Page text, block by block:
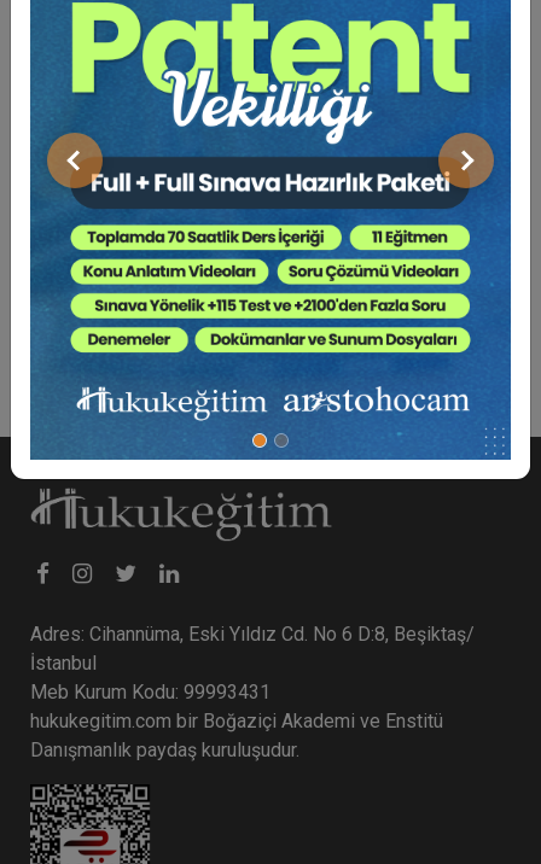
Önceki Sonraki
Kesiliyor ?
Ülkemizde son birkaç yıldır yaşanan yüksek enflasyon
nedeniyle paranın alım gücü olağanüstü derecede
düşmüştür. Bu durum, çalışanların hâlihazırda almakta
oldukları düşük ücretler üzerinden yapılacak tazminat
hesaplarının gerçek zararı karşılamamasına yol
açmaktadır. Bu nedenle, enflasyon koşulları dikkate
alınarak farklı bir hesaplama yöntemi uygulanması
gerekmektedir.
Adres: Cihannüma, Eski Yıldız Cd. No 6 D:8, Beşiktaş/
İstanbul
Meb Kurum Kodu: 99993431
hukukegitim.com bir Boğaziçi Akademi ve Enstitü
Danışmanlık paydaş kuruluşudur.